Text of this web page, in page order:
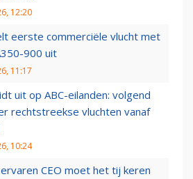
12:20
eerste commerciële vlucht met
900 uit
11:17
uit op ABC-eilanden: volgend
rechtstreekse vluchten vanaf
10:24
CEO moet het tij keren